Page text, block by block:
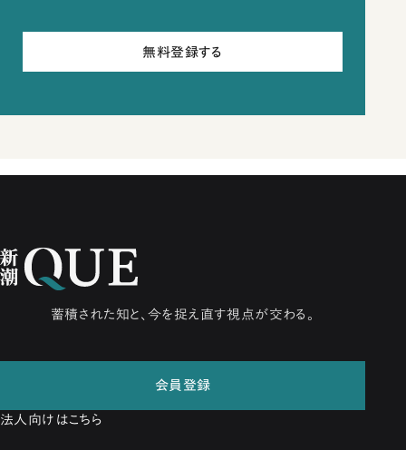
無料登録する
蓄積された知と、今を捉え直す視点が交わる。
会員登録
法人向けはこちら